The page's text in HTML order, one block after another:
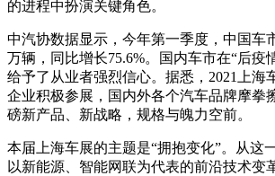
的进程中扮演关键角色。
中汽协数据显示，今年第一季度，中国车
万辆，同比增长75.6%。国内车市在“后疫
给予了从业者强烈信心。据悉，2021上海
企业积极参展，国内外各个汽车品牌摩拳
磅新产品、新战略，规格与魄力空前。
本届上海车展的主题是“拥抱变化”。从这
以新能源、智能网联为代表的前沿技术变